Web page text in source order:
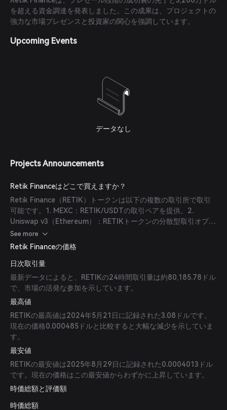
を超える資金調達を発表しました。この成果は、プロジェクトの
強力な市場プレゼンスと投資家の関心を強調しています。
Upcoming Events
データなし
Projects Announcements
Retik Financeはどこで買えますか？
Retik Finance（RETIK）トークンは以下の複数の取引所で取引
可能です。1. MEXC：RETIK/USDTの取引ペアを提供。2.
Uniswap v3（Ethereum）：RETIKトークンの分散型取引オプシ
ョンを提供。3. BitMart：RETIK/USDTの取引ペアをサポート。
4. Bitrue：RETIK/USDTの取引ペアを掲載。5. CoinW：
RETIKトークンの購入および取引の多様な選択肢を提供していま
す。
See more
Retik Financeの価格
日次取引量
最新データによると、RETIKの24時間取引量は約80,185.78ドル
で、市場の活発な参加を示しています。
最高値
RETIKの最高値は2024年5月21日に記録された3.08ドルです。
現在の価格0.000485ドルと比較すると大幅な減少を示していま
す。
最安値
RETIKの最安値は2025年8月29日に記録された0.0004013ドル
です。現在の価格はこの最安値からわずかに上昇しています。
時価総額と評価額
時価総額